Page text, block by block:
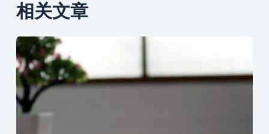
相关文章